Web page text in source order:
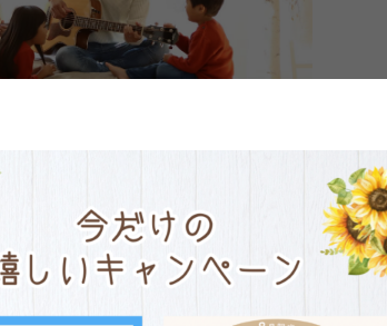
Special Page